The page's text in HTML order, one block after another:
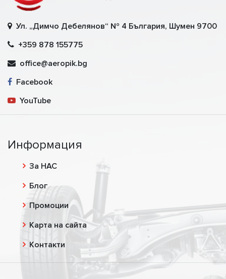
Ул. „Димчо Дебелянов“ № 4 България, Шумен 9700
+359 878 155775
office@aeropik.bg
Facebook
YouTube
Информация
За НАС
Блог
Промоции
Карта на сайта
Контакти